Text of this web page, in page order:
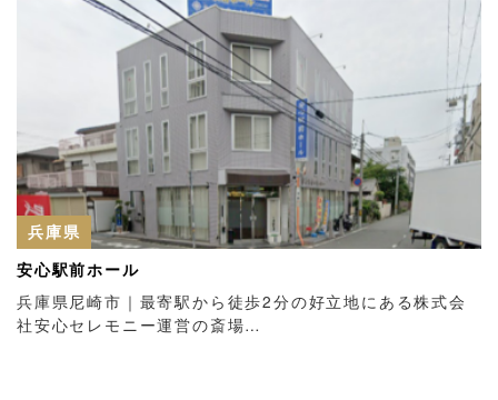
兵庫県
安心駅前ホール
兵庫県尼崎市｜最寄駅から徒歩2分の好立地にある株式会
社安心セレモニー運営の斎場…